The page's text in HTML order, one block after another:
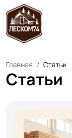
Главная Статьи
Статьи